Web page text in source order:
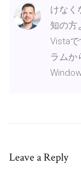
けなく
知の方
Vista
ラムか
Leave a Reply